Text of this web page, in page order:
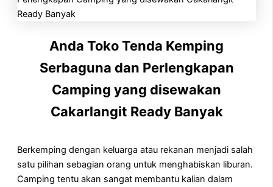
Anda Toko Tenda Kemping
Serbaguna dan Perlengkapan
Camping yang disewakan
Cakarlangit Ready Banyak
Berkemping dengan keluarga atau rekanan menjadi salah
satu pilihan sebagian orang untuk menghabiskan liburan.
Camping tentu akan sangat membantu kalian dalam